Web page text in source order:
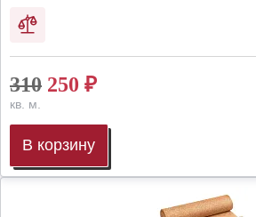
310 250 ₽
кв. м.
В корзину